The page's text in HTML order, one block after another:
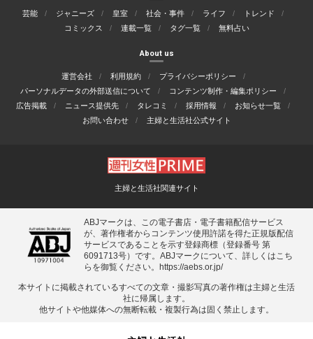
芸能 ジャニーズ 皇室 社会・事件 ライフ
トレンド
コミックス
連載一覧 タグ一覧 無料占い
About us
運営会社 利用規約
プライバシーポリシー
パーソナルデータの外部送信について
コンテンツ制作・編集ポリシー
広告掲載
ニュース提供先 タレコミ 採用情報
お知らせ一覧
お問い合わせ
主婦と生活社公式サイト
主婦と生活社関連サイト
ABJマークは、この電子書店・電子書籍配信サービス
が、著作権者からコンテンツ使用許諾を得た正規版配信
サービスであることを示す登録商標（登録番号 第
6091713号）です。ABJマークについて、詳しくはこち
らを御覧ください。
https://aebs.or.jp/
本サイトに掲載されているすべての⽂章・撮影写真の著作権は主婦と⽣活
社に帰属します。
他サイトや他媒体への無断転載・複製⾏為は固く禁⽌します。